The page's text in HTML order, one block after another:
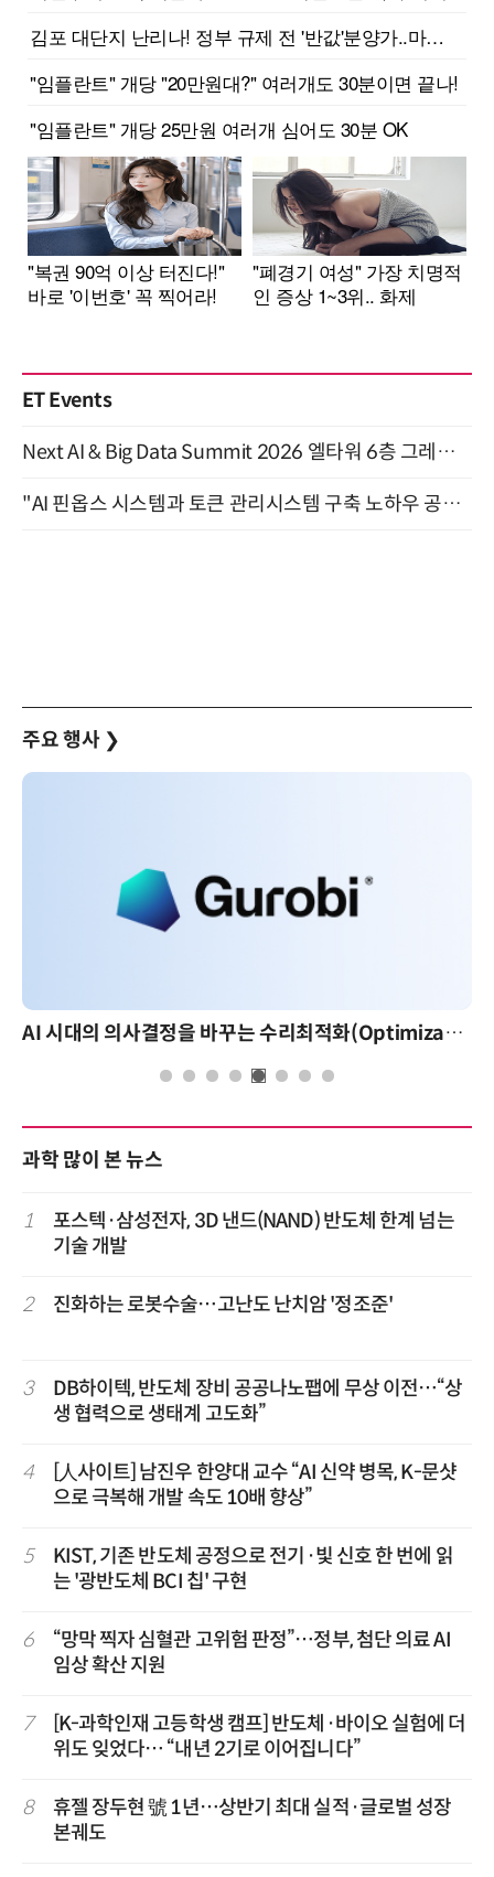
ET Events
Next AI & Big Data Summit 2026 엘타워 6층 그레이스홀 개최 (9/18)
"AI 핀옵스 시스템과 토큰 관리시스템 구축 노하우 공개" 잠실 한국광고문화회관 2층 대회의실 (8/21)
주요 행사 ❯
AI 시대의 의사결정을 바꾸는 수리최적화(Optimization): 실제 산업 적용 사례와 활용 전략
과학 많이 본 뉴스
1
포스텍·삼성전자, 3D 낸드(NAND) 반도체 한계 넘는
기술 개발
2 진화하는 로봇수술…고난도 난치암 '정조준'
3
DB하이텍, 반도체 장비 공공나노팹에 무상 이전…“상
생 협력으로 생태계 고도화”
4
[人사이트] 남진우 한양대 교수 “AI 신약 병목, K-문샷
으로 극복해 개발 속도 10배 향상”
5
KIST, 기존 반도체 공정으로 전기·빛 신호 한 번에 읽
는 '광반도체 BCI 칩' 구현
6
“망막 찍자 심혈관 고위험 판정”…정부, 첨단 의료 AI
임상 확산 지원
7
[K-과학인재 고등학생 캠프] 반도체·바이오 실험에 더
위도 잊었다… “내년 2기로 이어집니다”
8
휴젤 장두현 號 1년…상반기 최대 실적·글로벌 성장
본궤도